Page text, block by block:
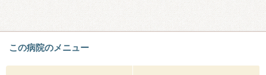
この病院のメニュー